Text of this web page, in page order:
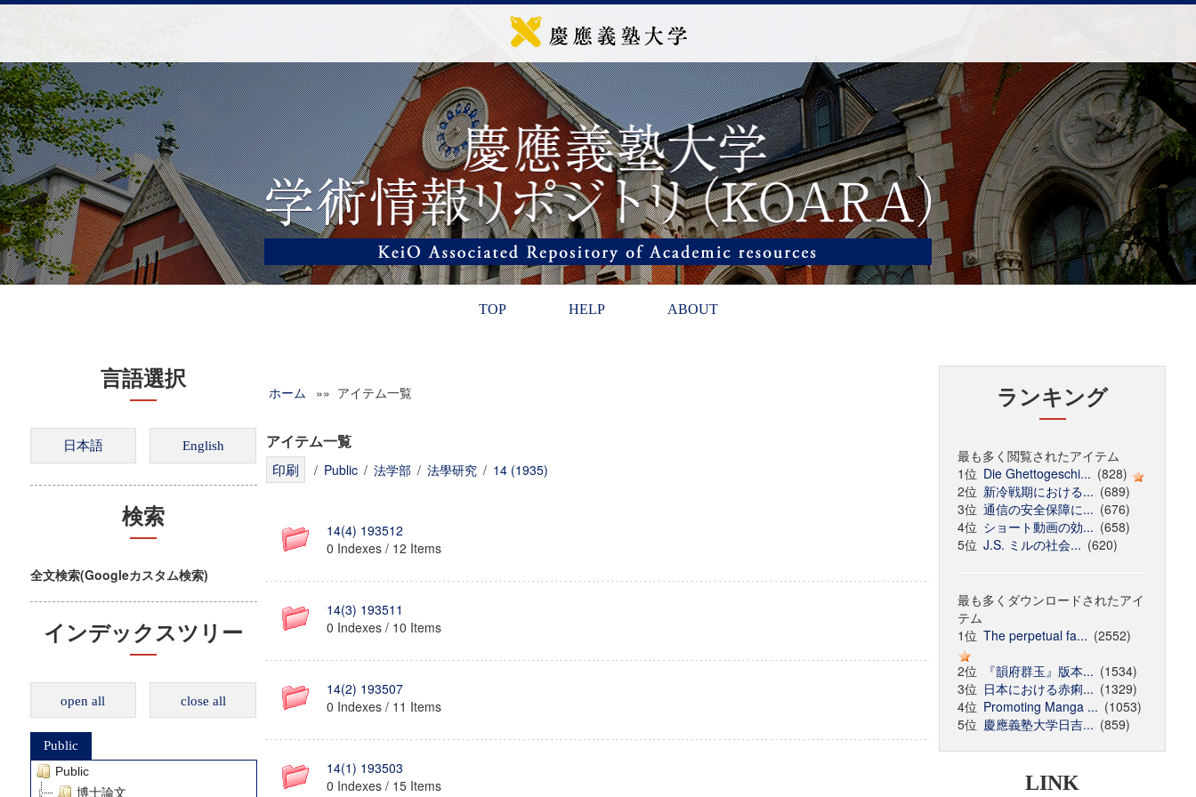
TOP HELP ABOUT
言語選択
検索
全文検索(Googleカスタム検索)
インデックスツリー
open all close all
Public
Public
博士論文
ホーム »» アイテム一覧
アイテム一覧
/ Public / 法学部 / 法學研究 / 14 (1935)
14(4) 193512
0 Indexes / 12 Items
14(3) 193511
0 Indexes / 10 Items
14(2) 193507
0 Indexes / 11 Items
14(1) 193503
0 Indexes / 15 Items
ランキング
最も多く閲覧されたアイテム
1位 Die Ghettogeschi... (828)
2位 新冷戦期における... (689)
3位 通信の安全保障に... (676)
4位 ショート動画の効... (658)
5位 J.S. ミルの社会... (620)
最も多くダウンロードされたアイ
テム
1位 The perpetual fa... (2552)
2位
『韻府群玉』版本... (1534)
3位 日本における赤痢... (1329)
4位 Promoting Manga ... (1053)
5位 慶應義塾大学日吉... (859)
LINK